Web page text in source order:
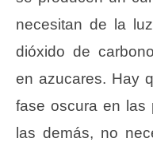
necesitan de la
dióxido de
en azucares. Hay
fase oscura en las
las demás, no